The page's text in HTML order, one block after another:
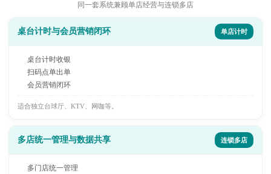
同一套系统兼顾单店经营与连锁多店
桌台计时与会员营销闭环 单店计时
桌台计时收银
扫码点单出单
会员营销闭环
适合独立台球厅、KTV、网咖等。
多店统一管理与数据共享 连锁多店
多门店统一管理